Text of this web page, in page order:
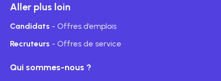
Aller plus loin
Candidats - Offres d’emplois
Recruteurs - Offres de service
Qui sommes-nous ?